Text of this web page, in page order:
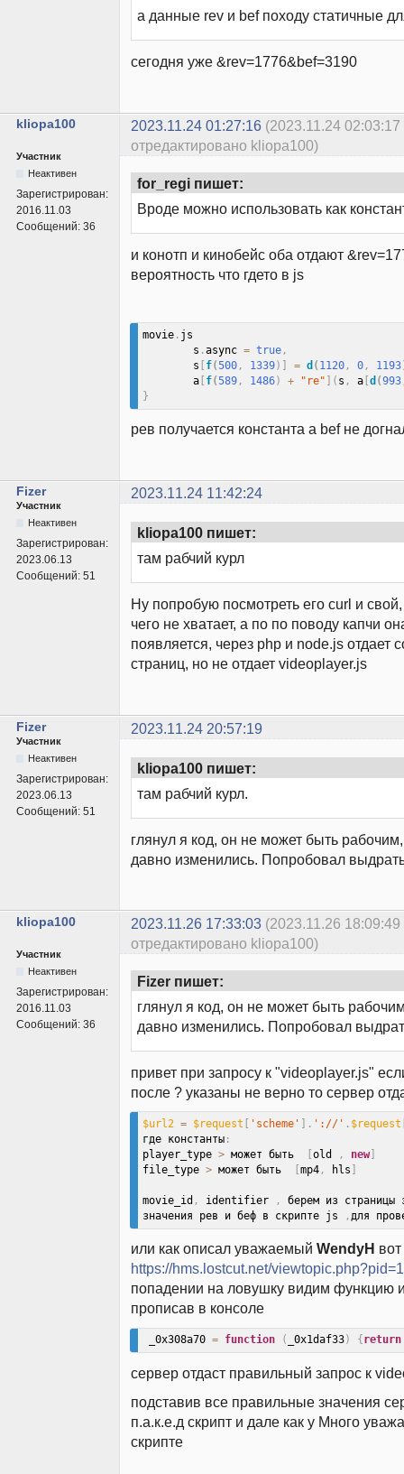
а данные rev и bef походу статичные
сегодня уже &rev=1776&bef=3190
kliopa100 2023.11.24 01:27:16 (2023.11.24 02:03:17
отредактировано kliopa100)
Участник
Неактивен
Зарегистрирован:
2016.11.03
Сообщений: 36
for_regi пишет:
Вроде можно использовать как
и конотп и кинобейс оба отдают
вероятность что гдето в js
movie. js
        s
.async = true,
        s
f(500, 1339) = d ( 1120, 0, 1193
        a
[ f(589, 1486) + "re" ( s , a[ d (993
}
рев получается константа а bef не
Fizer 2023.11.24 11:42:24
Участник
Неактивен
Зарегистрирован:
2023.06.13
Сообщений: 51
kliopa100 пишет:
там рабчий курл
Ну попробую посмотреть его curl и
чего не хватает, а по по поводу капчи
появляется, через php и node.js отдает
страниц, но не отдает videoplayer.js
Fizer 2023.11.24 20:57:19
Участник
Неактивен
Зарегистрирован:
2023.06.13
Сообщений: 51
kliopa100 пишет:
там рабчий курл.
глянул я код, он не может быть
давно изменились. Попробовал
kliopa100 2023.11.26 17:33:03 (2023.11.26 18:09:49
отредактировано kliopa100)
Участник
Неактивен
Зарегистрирован:
2016.11.03
Сообщений: 36
Fizer пишет:
глянул я код, он не может быть
давно изменились. Попробовал
привет при запросу к "videoplayer.js"
после ? указаны не верно то сервер
$url2 = $request [ 'scheme' ] . '://' . $request
где константы:
player_type > может быть [old , new]
file_type > может быть [mp4, hls ]
movie_id , identifier ,
берем из страницы
значения рев и беф в скрипте js
,для
или как описал уважаемый WendyH вот
https://hms.lostcut.net/
попадении на ловушку видим функцию
прописав в консоле
_0x308a70 = function ( _0x1daf33) { return
сервер отдаст правильный запрос к
подставив все правильные значения
п.а.к.е.д скрипт и дале как у Много
скрипте